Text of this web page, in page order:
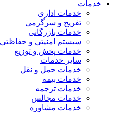
خدمات
خدمات اداری
تفریح و سرگرمی
خدمات بازرگانی
سیستم امنیتی و حفاظتی
خدمات پخش و توزیع
سایر خدمات
خدمات حمل و نقل
خدمات بیمه
خدمات ترجمه
خدمات مجالس
خدمات مشاوره